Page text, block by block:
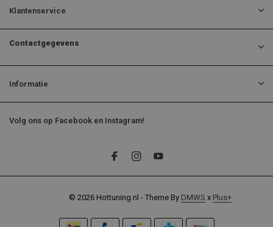
Klantenservice
Contactgegevens
Informatie
Volg ons op Facebook en Instagram!
© 2026 Hottuning.nl - Theme By DMWS x Plus+